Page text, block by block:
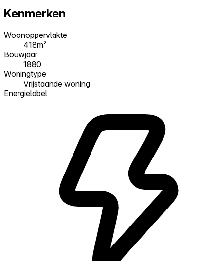
Kenmerken
Woonoppervlakte
418m²
Bouwjaar
1880
Woningtype
Vrijstaande woning
Energielabel